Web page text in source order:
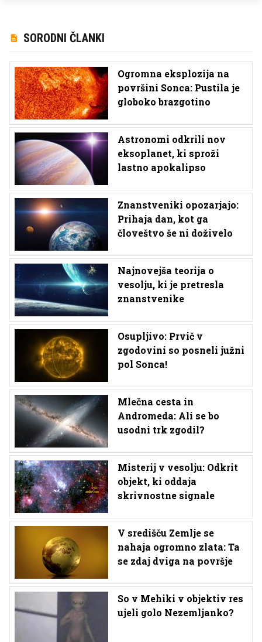
SORODNI ČLANKI
Ogromna eksplozija na
površini Sonca: Pustila je
globoko brazgotino
Astronomi odkrili nov
eksoplanet, ki sproži
lastno apokalipso
Znanstveniki opozarjajo:
Prihaja dan, kot ga
človeštvo še ni doživelo
Najnovejša teorija o
vesolju, ki je pretresla
znanstvenike
Osupljivo: Prvič v
zgodovini so posneli južni
pol Sonca!
Mlečna cesta in
Andromeda: Ali se bo
usodni trk zgodil?
Misterij v vesolju: Odkrit
objekt, ki oddaja
skrivnostne signale
V središču Zemlje se
nahaja ogromno zlata: Ta
se zdaj dviga na površje
So v Mehiki v objektiv res
ujeli golo Nezemljanko?